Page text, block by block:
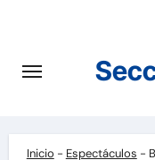
contenido
Inicio - Espectáculos -